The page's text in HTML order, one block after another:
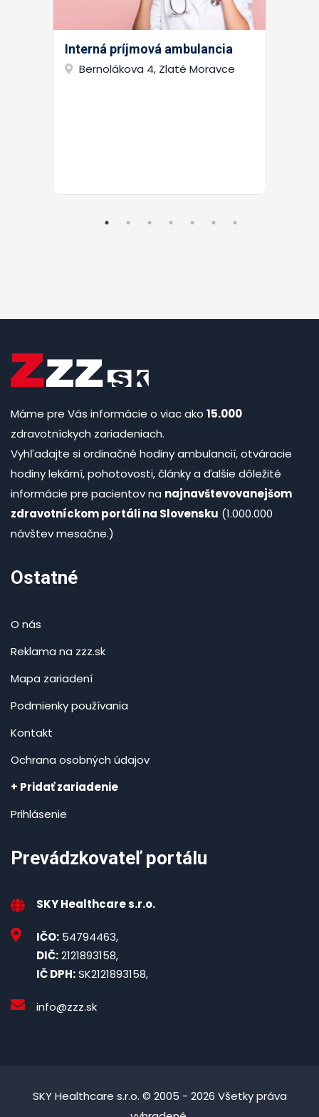
Interná príjmová ambulancia
Bernolákova 4, Zlaté Moravce
Máme pre Vás informácie o viac ako 15.000
zdravotníckych zariadeniach.
Vyhľadajte si ordinačné hodiny ambulancií, otváracie
hodiny lekární, pohotovosti, články a ďalšie dôležité
informácie pre pacientov na najnavštevovanejšom
zdravotníckom portáli na Slovensku (1.000.000
návštev mesačne.)
Ostatné
O nás
Reklama na zzz.sk
Mapa zariadení
Podmienky používania
Kontakt
Ochrana osobných údajov
+ Pridať zariadenie
Prihlásenie
Prevádzkovateľ portálu
SKY Healthcare s.r.o.
IČO: 54794463,
DIČ:2121893158,
IČ DPH:SK2121893158,
info@zzz.sk
SKY Healthcare s.r.o. © 2005 - 2026 Všetky práva